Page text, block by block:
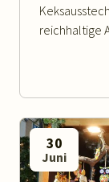
reichhaltige
30
Juni